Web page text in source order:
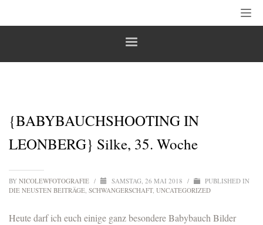
{BABYBAUCHSHOOTING IN
LEONBERG} Silke, 35. Woche
BY NICOLEWFOTOGRAFIE / SAMSTAG, 26 MAI 2018 /
PUBLISHED IN
DIE NEUSTEN BEITRÄGE, SCHWANGERSCHAFT, UNCATEGORIZED
Heute darf ich euch einige ganz besondere Babybauch Bilder